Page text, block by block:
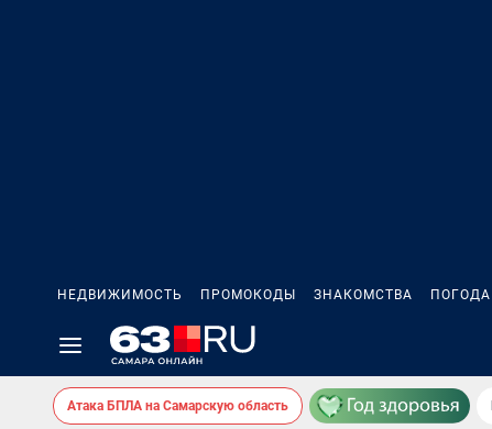
НЕДВИЖИМОСТЬ ПРОМОКОДЫ ЗНАКОМСТВА ПОГОДА
Атака БПЛА на Самарскую область